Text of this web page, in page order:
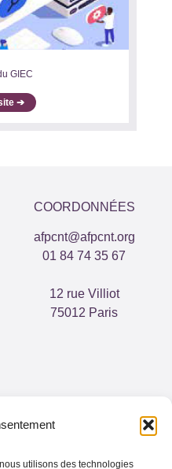
utilisons des technologies
GIEC
➔
COORDONNÉES
afpcnt@afpcnt.org
01 84 74 35 67
12 rue Villiot
75012 Paris